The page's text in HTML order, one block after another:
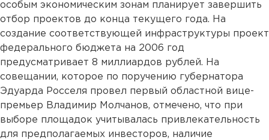
особым экономическим зонам планирует завершить
отбор проектов до конца текущего года. На
создание соответствующей инфраструктуры проект
федерального бюджета на 2006 год
предусматривает 8 миллиардов рублей. На
совещании, которое по поручению губернатора
Эдуарда Росселя провел первый областной вице-
премьер Владимир Молчанов, отмечено, что при
выборе площадок учитывалась привлекательность
для предполагаемых инвесторов, наличие